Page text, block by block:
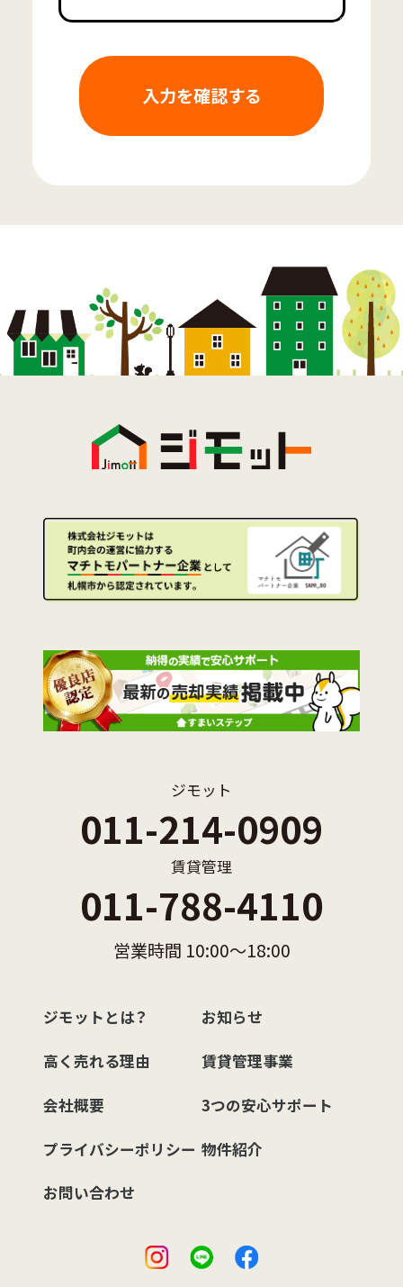
ジモット
011-214-0909
賃貸管理
011-788-4110
営業時間 10:00〜18:00
ジモットとは？ お知らせ
高く売れる理由 賃貸管理事業
会社概要 3つの安心サポート
プライバシーポリシー 物件紹介
お問い合わせ